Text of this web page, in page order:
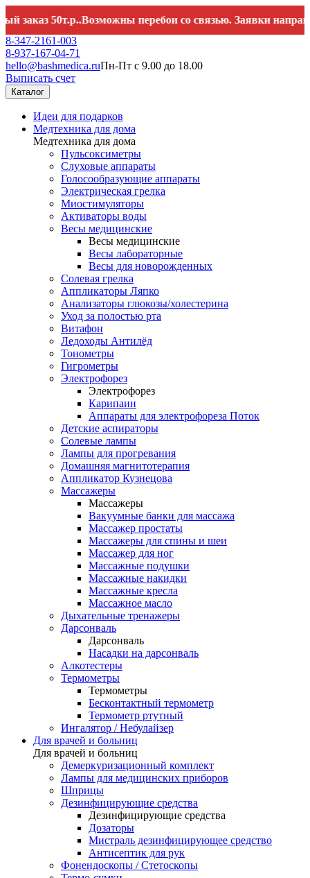
перебои со связью. Заявки направляйте
8-347-2161-003
8-937-167-04-71
hello@bashmedica.ruПн-Пт с 9.00 до 18.00
Выписать счет
Каталог
Идеи для подарков
Медтехника для дома
Медтехника для дома
Пульсоксиметры
Слуховые аппараты
Голосообразующие аппараты
Электрическая грелка
Миостимуляторы
Активаторы воды
Весы медицинские
Весы медицинские
Весы лабораторные
Весы для новорожденных
Солевая грелка
Аппликаторы Ляпко
Анализаторы глюкозы/холестерина
Уход за полостью рта
Витафон
Ледоходы Антилёд
Тонометры
Гигрометры
Электрофорез
Электрофорез
Карипаин
Аппараты для электрофореза Поток
Детские аспираторы
Солевые лампы
Лампы для прогревания
Домашняя магнитотерапия
Аппликатор Кузнецова
Массажеры
Массажеры
Вакуумные банки для массажа
Массажер простаты
Массажеры для спины и шеи
Массажер для ног
Массажные подушки
Массажные накидки
Массажные кресла
Массажное масло
Дыхательные тренажеры
Дарсонваль
Дарсонваль
Насадки на дарсонваль
Алкотестеры
Термометры
Термометры
Бесконтактный термометр
Термометр ртутный
Ингалятор / Небулайзер
Для врачей и больниц
Для врачей и больниц
Демеркуризационный комплект
Лампы для медицинских приборов
Шприцы
Дезинфицирующие средства
Дезинфицирующие средства
Дозаторы
Мистраль дезинфицирующее средство
Антисептик для рук
Фонендоскопы / Стетоскопы